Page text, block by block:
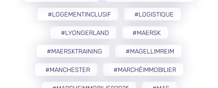
#LOGEMENTINCLUSIF #LOGISTIQUE
#LYONGERLAND #MAERSK
#MAERSKTRAINING #MAGELLIMREIM
#MANCHESTER #MARCHÉIMMOBILIER